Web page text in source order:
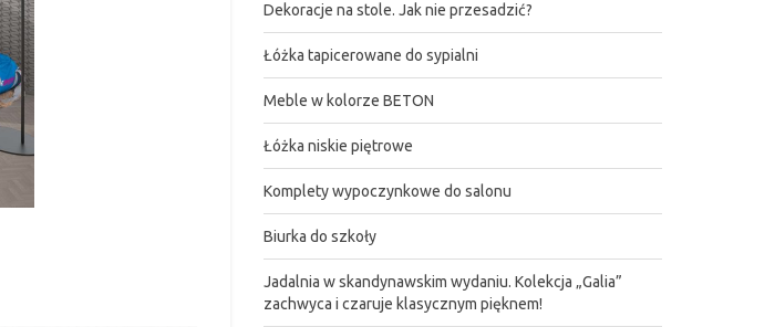
Dekoracje na stole. Jak nie przesadzić?
Łóżka tapicerowane do sypialni
Meble w kolorze BETON
Łóżka niskie piętrowe
Komplety wypoczynkowe do salonu
Biurka do szkoły
Jadalnia w skandynawskim wydaniu. Kolekcja „Galia”
zachwyca i czaruje klasycznym pięknem!